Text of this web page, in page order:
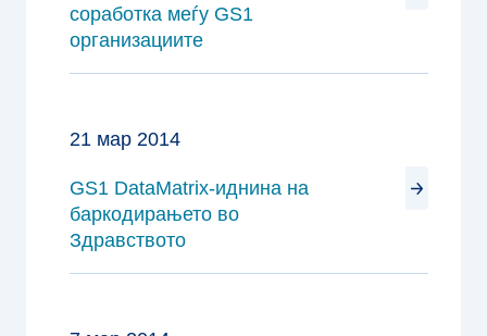
соработка меѓу GS1
организациите
21 мар 2014
GS1 DataMatrix-иднина на
баркодирањето во
Здравството